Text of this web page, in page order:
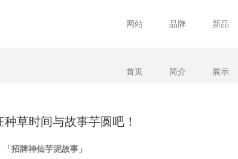
网站
首页
品牌
简介
新品
展示
种草时间与故事芋圆吧！
牌神仙芋泥故事」